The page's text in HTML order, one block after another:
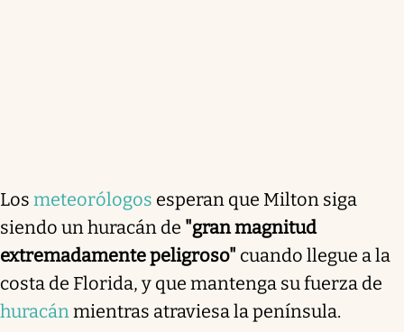
Los meteorólogos esperan que Milton siga
siendo un huracán de "gran magnitud
extremadamente peligroso" cuando llegue a la
costa de Florida, y que mantenga su fuerza de
huracánmientras atraviesa la península.